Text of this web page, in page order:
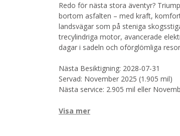
Redo för nästa stora äventyr?
bortom asfalten – med kraft,
landsvägar som på steniga
trecylindriga motor, avancerade
dagar i sadeln och oförglömliga
Nästa Besiktigning: 2028-07-31
Servad: November 2025 (1.905 mil)
Nästa service: 2.905 mil eller
Visa mer